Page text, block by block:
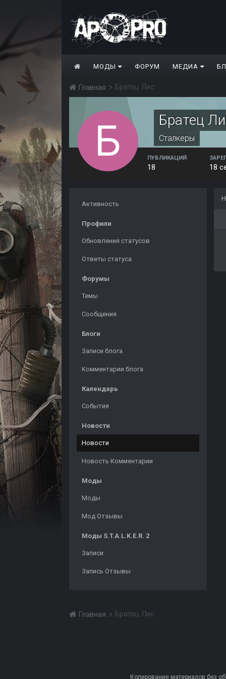
МОДЫ ФОРУМ МЕДИА
Главная Братец Лис
Братец
Сталкеры
ПУБЛИКАЦИЙ
18 18
Активность
Профили
Обновления статусов
Ответы статуса
Форумы
Темы
Сообщения
Блоги
Записи блога
Комментарии блога
Календарь
События
Новости
Новости
Новость Комментарии
Моды
Моды
Мод Отзывы
Моды S.T.A.L.K.E.R. 2
Записи
Запись Отзывы
Главная Братец Лис
Копирование материалов без